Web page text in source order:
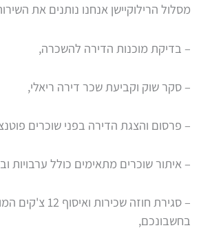
מסלול הרילוקיישן אנחנו נותנים את
– בדיקת מוכנות הדירה להשכרה,
– סקר שוק וקביעת שכר דירה ריאלי,
– פרסום והצגת הדירה בפני שוכרים
– איתור שוכרים מתאימים כולל ערבויות
– סגירת חוזה
בחשבונכם,